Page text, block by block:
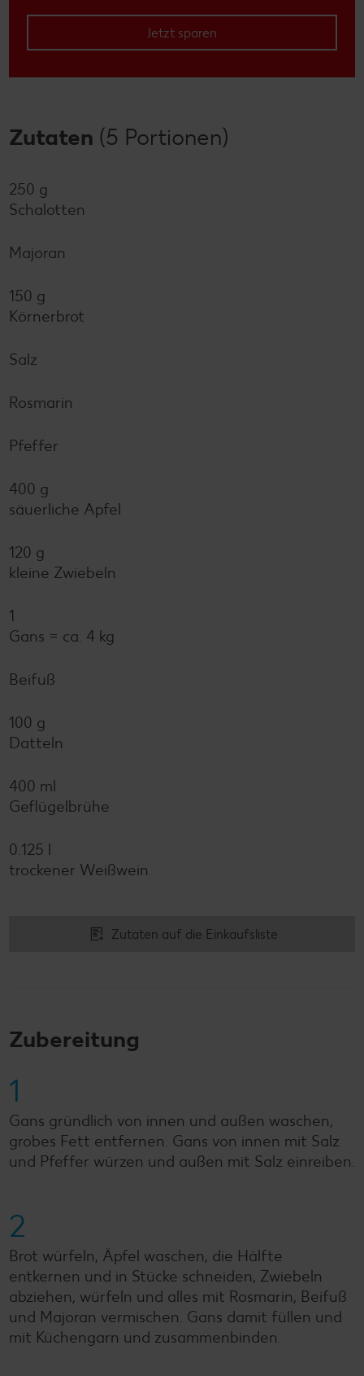
Jetzt sparen
Zutaten (5 Portionen)
250 g
Schalotten
Majoran
150 g
Körnerbrot
Salz
Rosmarin
Pfeffer
400 g
säuerliche Apfel
120 g
kleine Zwiebeln
1
Gans = ca. 4 kg
Beifuß
100 g
Datteln
400 ml
Geflügelbrühe
0.125 l
trockener Weißwein
Zutaten auf die Einkaufsliste
Zubereitung
1
Gans gründlich von innen und außen waschen,
grobes Fett entfernen. Gans von innen mit Salz
und Pfeffer würzen und außen mit Salz einreiben.
2
Brot würfeln, Äpfel waschen, die Hälfte
entkernen und in Stücke schneiden, Zwiebeln
abziehen, würfeln und alles mit Rosmarin, Beifuß
und Majoran vermischen. Gans damit füllen und
mit Küchengarn und zusammenbinden.